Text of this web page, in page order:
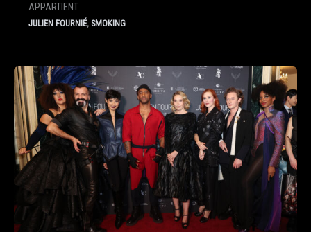
APPARTIENT
JULIEN FOURNIÉ, SMOKING